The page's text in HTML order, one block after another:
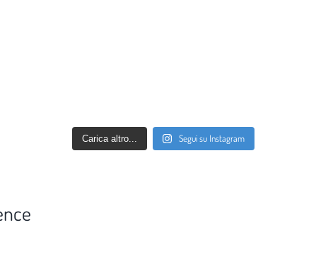
Carica altro... Segui su Instagram